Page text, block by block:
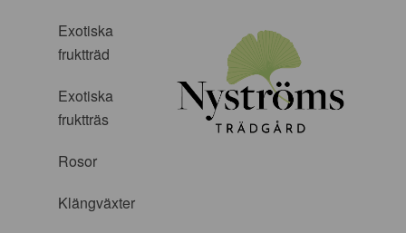
Exotiska
fruktträd
Exotiska
fruktträs
Rosor
Klängväxter